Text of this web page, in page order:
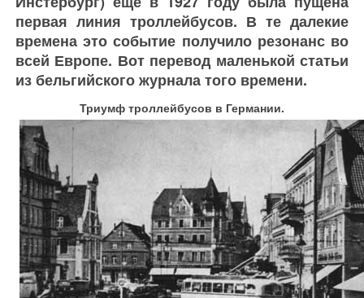
первая линия троллейбусов. В те далекие
времена это событие получило резонанс во
всей Европе. Вот перевод маленькой статьи
из бельгийского журнала того времени.
Триумф троллейбусов в Германии.